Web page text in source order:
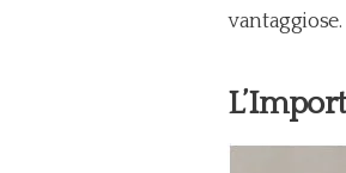
vantaggiose.